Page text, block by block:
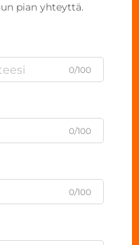
pian yhteyttä.
0/100
0/100
0/100